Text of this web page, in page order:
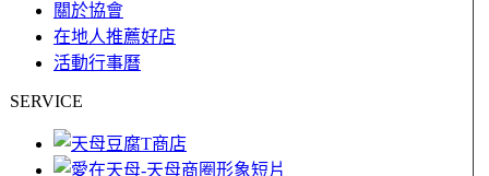
關於協會
在地人推薦好店
活動行事曆
SERVICE